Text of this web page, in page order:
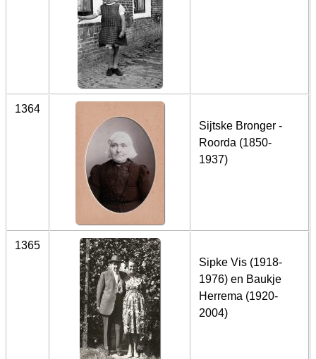
1364
Sijtske Bronger -
Roorda (1850-
1937)
1365
Sipke Vis (1918-
1976) en Baukje
Herrema (1920-
2004)